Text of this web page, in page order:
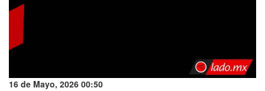
16 de Mayo, 2026 00:50